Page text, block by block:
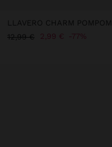
LLAVERO CHARM
12,99 €
2,99 € 77%